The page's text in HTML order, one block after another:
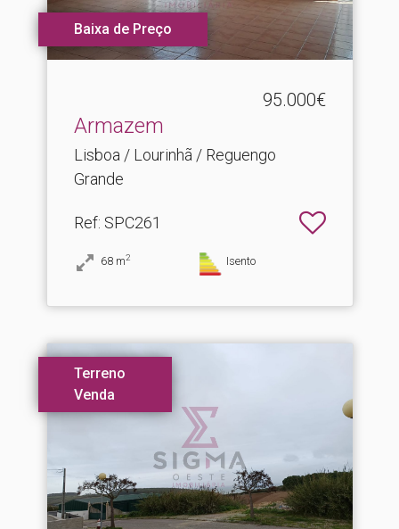
Baixa de Preço
95.000€
Armazem
Lisboa / Lourinhã / Reguengo
Grande
Ref: SPC261
68 m2 Isento
Terreno
Venda